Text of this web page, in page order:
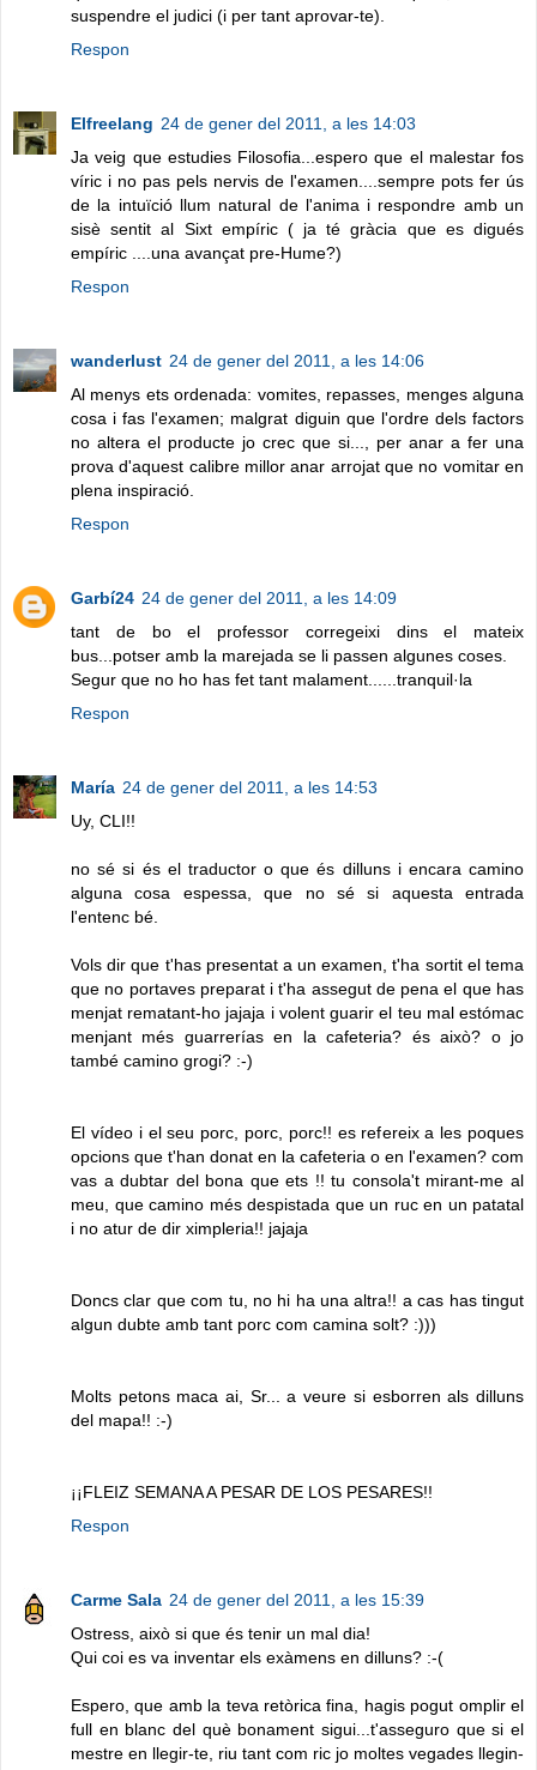
suspendre el judici (i per tant aprovar-te).
Respon
Elfreelang 24 de gener del 2011, a les 14:03
Ja veig que estudies Filosofia...espero que el malestar fos
víric i no pas pels nervis de l'examen....sempre pots fer ús
de la intuïció llum natural de l'anima i respondre amb un
sisè sentit al Sixt empíric ( ja té gràcia que es digués
empíric ....una avançat pre-Hume?)
Respon
wanderlust 24 de gener del 2011, a les 14:06
Al menys ets ordenada: vomites, repasses, menges alguna
cosa i fas l'examen; malgrat diguin que l'ordre dels factors
no altera el producte jo crec que si..., per anar a fer una
prova d'aquest calibre millor anar arrojat que no vomitar en
plena inspiració.
Respon
Garbí24 24 de gener del 2011, a les 14:09
tant de bo el professor corregeixi dins el mateix
bus...potser amb la marejada se li passen algunes coses.
Segur que no ho has fet tant malament......tranquil·la
Respon
María 24 de gener del 2011, a les 14:53
Uy, CLI!!
no sé si és el traductor o que és dilluns i encara camino
alguna cosa espessa, que no sé si aquesta entrada
l'entenc bé.
Vols dir que t'has presentat a un examen, t'ha sortit el tema
que no portaves preparat i t'ha assegut de pena el que has
menjat rematant-ho jajaja i volent guarir el teu mal estómac
menjant més guarrerías en la cafeteria? és això? o jo
també camino grogi? :-)
El vídeo i el seu porc, porc, porc!! es refereix a les poques
opcions que t'han donat en la cafeteria o en l'examen? com
vas a dubtar del bona que ets !! tu consola't mirant-me al
meu, que camino més despistada que un ruc en un patatal
i no atur de dir ximpleria!! jajaja
Doncs clar que com tu, no hi ha una altra!! a cas has tingut
algun dubte amb tant porc com camina solt? :)))
Molts petons maca ai, Sr... a veure si esborren als dilluns
del mapa!! :-)
¡¡FLEIZ SEMANA A PESAR DE LOS PESARES!!
Respon
Carme Sala 24 de gener del 2011, a les 15:39
Ostress, això si que és tenir un mal dia!
Qui coi es va inventar els exàmens en dilluns? :-(
Espero, que amb la teva retòrica fina, hagis pogut omplir el
full en blanc del què bonament sigui...t'asseguro que si el
mestre en llegir-te, riu tant com ric jo moltes vegades llegin-